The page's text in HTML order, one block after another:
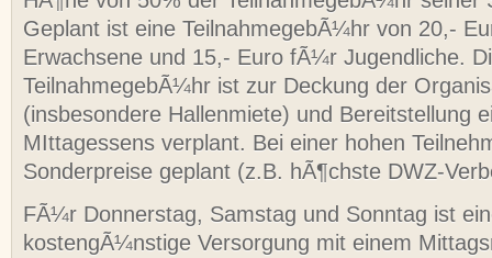
Geplant ist eine TeilnahmegebÃ¼hr von 20,-
Erwachsene und 15,- Euro fÃ¼r Jugendliche.
TeilnahmegebÃ¼hr ist zur Deckung der
(insbesondere Hallenmiete) und Bereitstellung
MIttagessens verplant. Bei einer hohen
Sonderpreise geplant (z.B. hÃ¶chste DWZ-
FÃ¼r Donnerstag, Samstag und Sonntag ist
kostengÃ¼nstige Versorgung mit einem